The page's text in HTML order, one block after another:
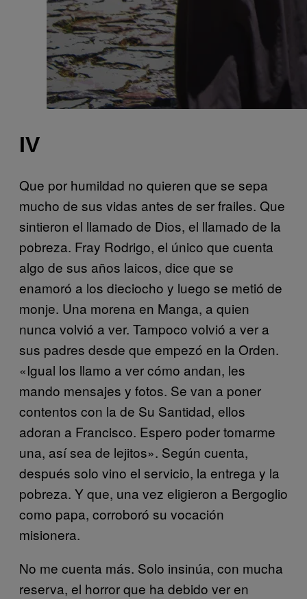
IV
Que por humildad no quieren que se sepa
mucho de sus vidas antes de ser frailes. Que
sintieron el llamado de Dios, el llamado de la
pobreza. Fray Rodrigo, el único que cuenta
algo de sus años laicos, dice que se
enamoró a los dieciocho y luego se metió de
monje. Una morena en Manga, a quien
nunca volvió a ver. Tampoco volvió a ver a
sus padres desde que empezó en la Orden.
«Igual los llamo a ver cómo andan, les
mando mensajes y fotos. Se van a poner
contentos con la de Su Santidad, ellos
adoran a Francisco. Espero poder tomarme
una, así sea de lejitos». Según cuenta,
después solo vino el servicio, la entrega y la
pobreza. Y que, una vez eligieron a Bergoglio
como papa, corroboró su vocación
misionera.
No me cuenta más. Solo insinúa, con mucha
reserva, el horror que ha debido ver en